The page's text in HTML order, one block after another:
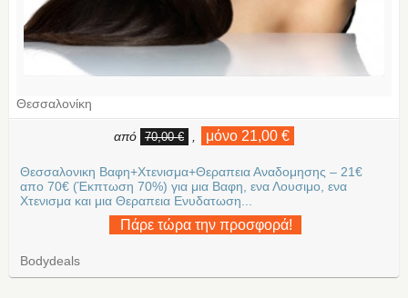
Θεσσαλονίκη
από 70,00 € μόνο 21,00 €
Θεσσαλονικη Βαφη+Χτενισμα+Θεραπεια Αναδομησης – 21€
απο 70€ (Έκπτωση 70%) για μια Βαφη, ενα Λουσιμο, ενα
Χτενισμα και μια Θεραπεια Ενυδατωση...
Πάρε τώρα την προσφορά!
Bodydeals